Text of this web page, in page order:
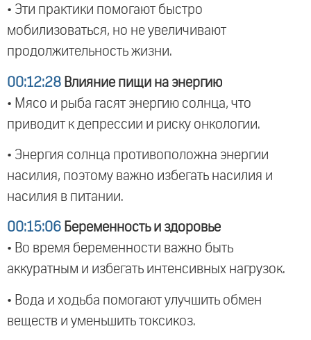
• Эти практики помогают быстро
мобилизоваться, но не увеличивают
продолжительность жизни.
00:12:28 Влияние пищи на энергию
• Мясо и рыба гасят энергию солнца, что
приводит к депрессии и риску онкологии.
• Энергия солнца противоположна энергии
насилия, поэтому важно избегать насилия и
насилия в питании.
00:15:06 Беременность и здоровье
• Во время беременности важно быть
аккуратным и избегать интенсивных нагрузок.
• Вода и ходьба помогают улучшить обмен
веществ и уменьшить токсикоз.